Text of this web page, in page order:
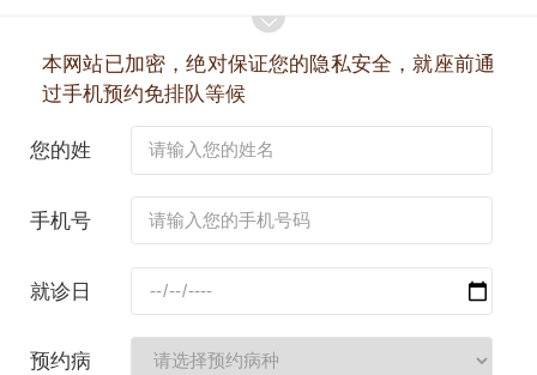
本网站已加密，绝对保证您的隐私安全，就座前通
过手机预约免排队等候
您的姓
手机号
就诊日
预约病